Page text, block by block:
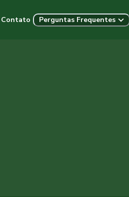
Contato Perguntas Frequentes